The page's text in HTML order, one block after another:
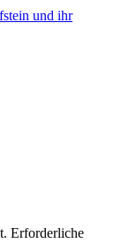
und ihr
Erforderliche